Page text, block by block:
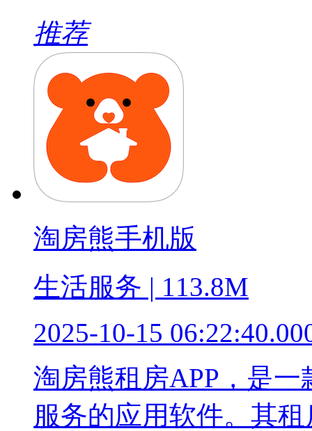
推荐
淘房熊手机版
生活服务 | 113.8M
2025-10-15
淘房熊租房APP，是
服务的应用软件。其